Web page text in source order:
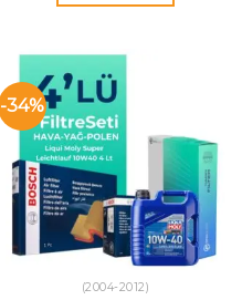
-34%
(2004-2012)